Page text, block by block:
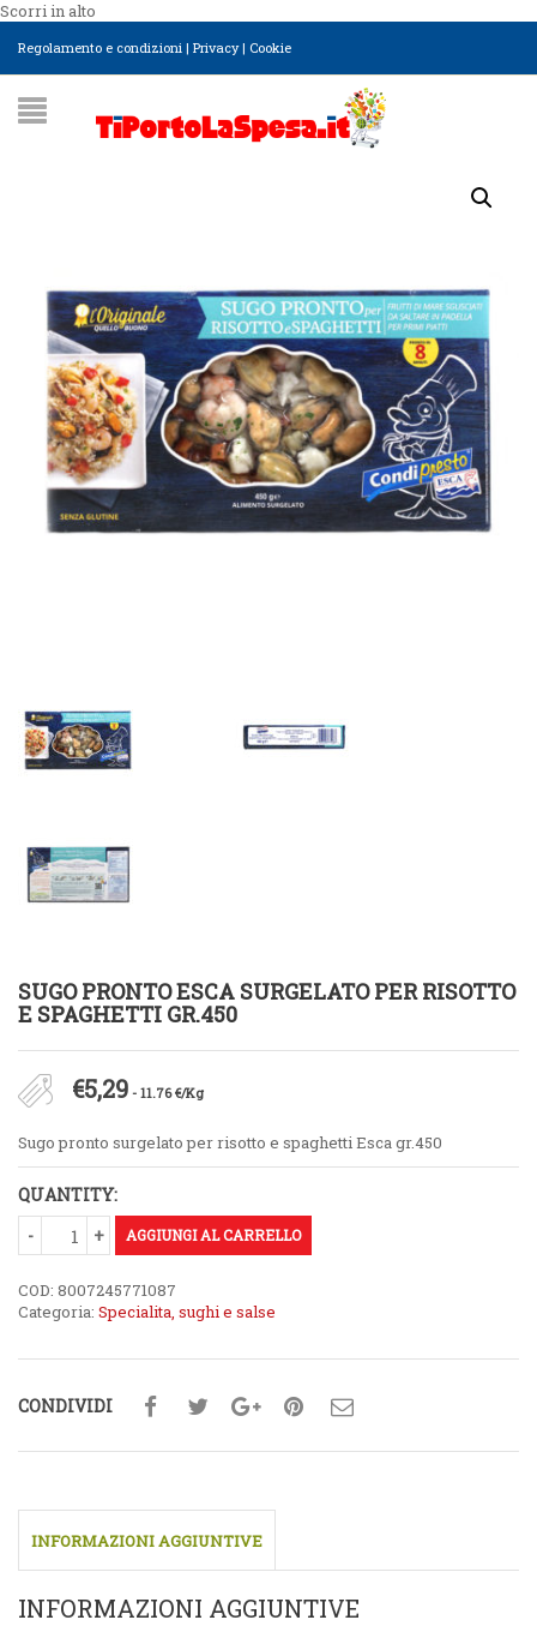
Scorri in alto
Regolamento e condizioni | Privacy| Cookie
SUGO PRONTO ESCA SURGELATO PER RISOTTO
E SPAGHETTI GR.450
€5,29 - 11.76 €/Kg
Sugo pronto surgelato per risotto e spaghetti Esca gr.450
QUANTITY:
AGGIUNGI AL CARRELLO
COD: 8007245771087
Categoria: Specialita, sughi e salse
CONDIVIDI
INFORMAZIONI AGGIUNTIVE
INFORMAZIONI AGGIUNTIVE